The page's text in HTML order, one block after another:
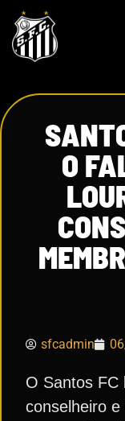
O
sfcadmin
O Santos FC
conselheiro